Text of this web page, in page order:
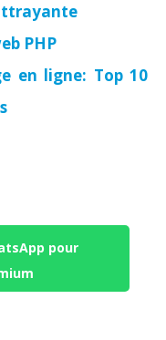
PHP
en ligne: Top 10
pour